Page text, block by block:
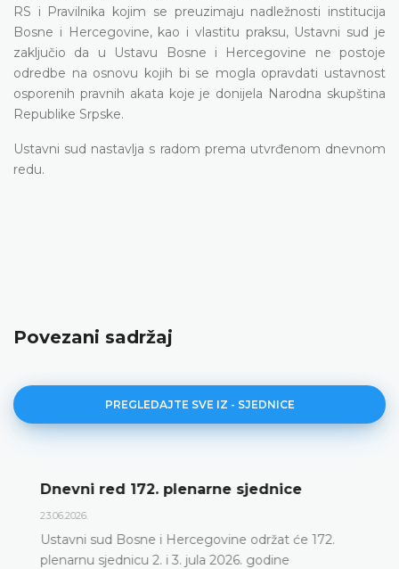
RS i Pravilnika kojim se preuzimaju nadležnosti institucija
Bosne i Hercegovine, kao i vlastitu praksu, Ustavni sud je
zaključio da u Ustavu Bosne i Hercegovine ne postoje
odredbe na osnovu kojih bi se mogla opravdati ustavnost
osporenih pravnih akata koje je donijela Narodna skupština
Republike Srpske.
Ustavni sud nastavlja s radom prema utvrđenom dnevnom
redu.
Povezani sadržaj
PREGLEDAJTE SVE IZ - SJEDNICE
Dnevni red 172. plenarne sjednice
23.06.2026.
Ustavni sud Bosne i Hercegovine održat će 172.
plenarnu sjednicu 2. i 3. jula 2026. godine